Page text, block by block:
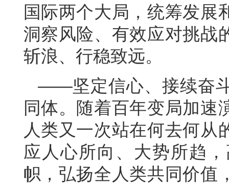
国际两个大局，统筹发展
洞察风险、有效应对挑战
斩浪、行稳致远。
——坚定信心、接续奋
同体。随着百年变局加速
人类又一次站在何去何从
应人心所向、大势所趋
帜，弘扬全人类共同价值